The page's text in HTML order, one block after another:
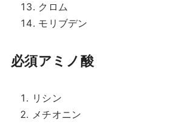
クロム
モリブデン
必須アミノ酸
リシン
メチオニン